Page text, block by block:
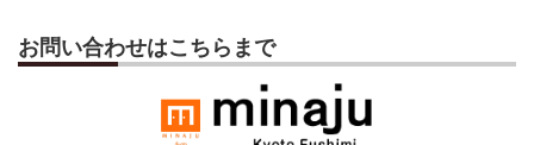
お問い合わせはこちらまで